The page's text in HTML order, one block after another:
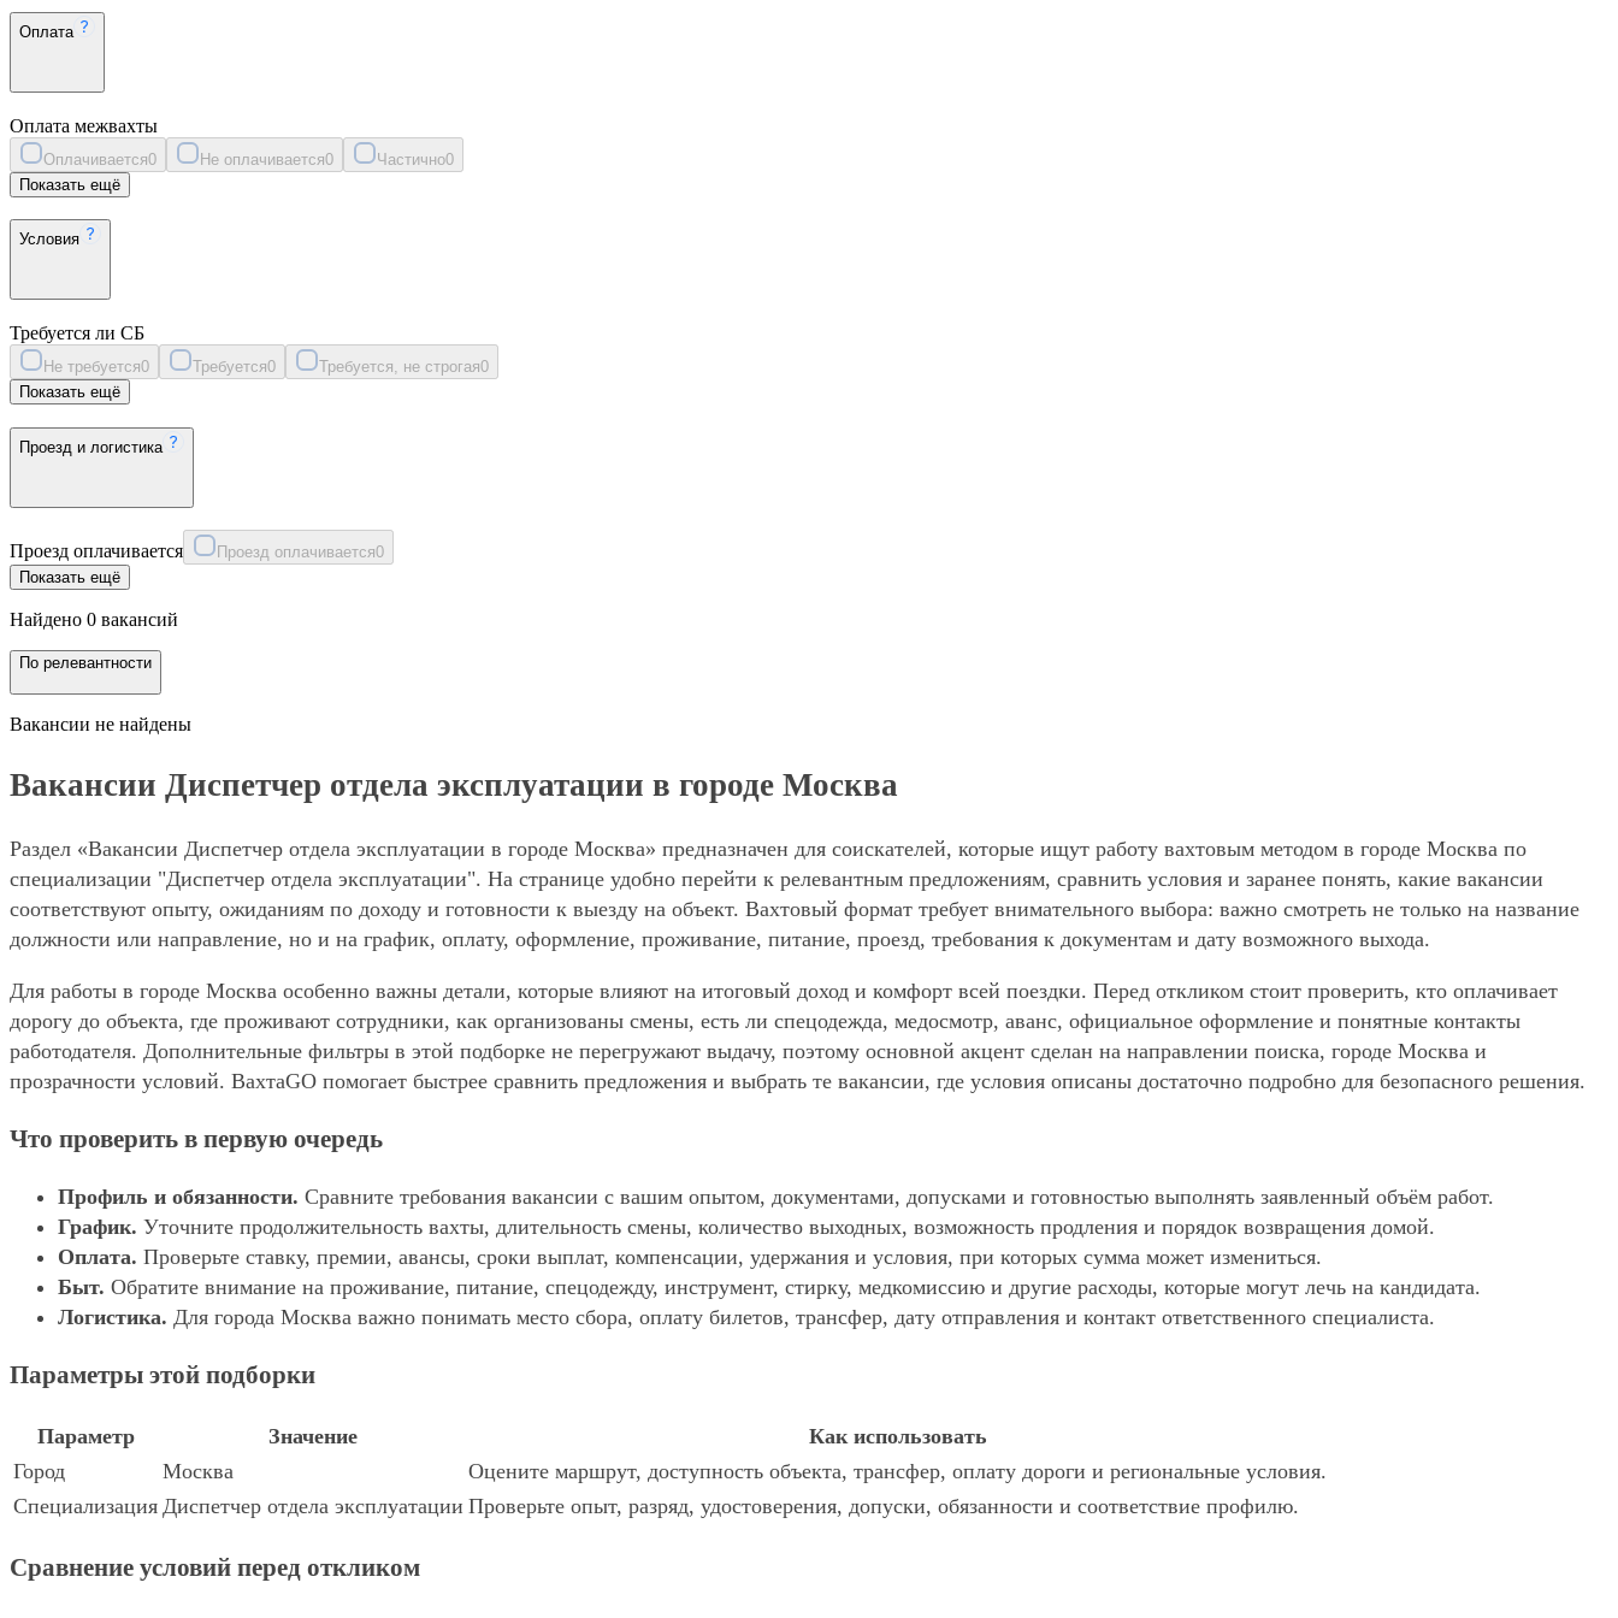
Оплата
Оплата межвахты
Оплачивается0 Не оплачивается0 Частично0
Показать ещё
Условия
Требуется ли СБ
Не требуется0 Требуется0 Требуется, не строгая0
Показать ещё
Проезд и логистика
Проезд оплачивается Проезд оплачивается0
Показать ещё
Найдено 0 вакансий
По релевантности
Вакансии не найдены
Вакансии Диспетчер отдела эксплуатации в городе Москва
Раздел «Вакансии Диспетчер отдела эксплуатации в городе Москва» предназначен для соискателей, которые ищут работу вахтовым методом в городе Москва по
специализации "Диспетчер отдела эксплуатации". На странице удобно перейти к релевантным предложениям, сравнить условия и заранее понять, какие вакансии
соответствуют опыту, ожиданиям по доходу и готовности к выезду на объект. Вахтовый формат требует внимательного выбора: важно смотреть не только на название
должности или направление, но и на график, оплату, оформление, проживание, питание, проезд, требования к документам и дату возможного выхода.
Для работы в городе Москва особенно важны детали, которые влияют на итоговый доход и комфорт всей поездки. Перед откликом стоит проверить, кто оплачивает
дорогу до объекта, где проживают сотрудники, как организованы смены, есть ли спецодежда, медосмотр, аванс, официальное оформление и понятные контакты
работодателя. Дополнительные фильтры в этой подборке не перегружают выдачу, поэтому основной акцент сделан на направлении поиска, городе Москва и
прозрачности условий. ВахтаGO помогает быстрее сравнить предложения и выбрать те вакансии, где условия описаны достаточно подробно для безопасного решения.
Что проверить в первую очередь
Профиль и обязанности. Сравните требования вакансии с вашим опытом, документами, допусками и готовностью выполнять заявленный объём работ.
График. Уточните продолжительность вахты, длительность смены, количество выходных, возможность продления и порядок возвращения домой.
Оплата. Проверьте ставку, премии, авансы, сроки выплат, компенсации, удержания и условия, при которых сумма может измениться.
Быт. Обратите внимание на проживание, питание, спецодежду, инструмент, стирку, медкомиссию и другие расходы, которые могут лечь на кандидата.
Логистика. Для города Москва важно понимать место сбора, оплату билетов, трансфер, дату отправления и контакт ответственного специалиста.
Параметры этой подборки
Параметр Значение
Как использовать
Город
Москва
Оцените маршрут, доступность объекта, трансфер, оплату дороги и региональные условия.
Специализация Диспетчер отдела эксплуатации Проверьте опыт, разряд, удостоверения, допуски, обязанности и соответствие профилю.
Сравнение условий перед откликом